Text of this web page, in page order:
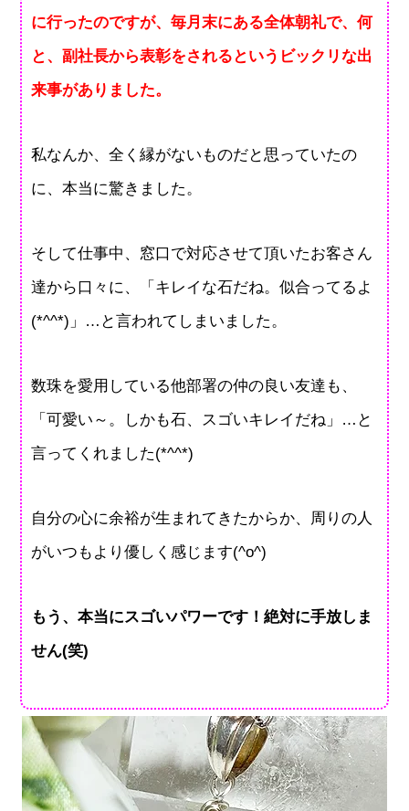
に行ったのですが、毎月末にある全体朝礼で、何
と、副社長から表彰をされるというビックリな出
来事がありました。
私なんか、全く縁がないものだと思っていたの
に、本当に驚きました。
そして仕事中、窓口で対応させて頂いたお客さん
達から口々に、「キレイな石だね。似合ってるよ
(*^^*)」…と言われてしまいました。
数珠を愛用している他部署の仲の良い友達も、
「可愛い～。しかも石、スゴいキレイだね」…と
言ってくれました(*^^*)
自分の心に余裕が生まれてきたからか、周りの人
がいつもより優しく感じます(^o^)
もう、本当にスゴいパワーです！絶対に手放しま
せん(笑)